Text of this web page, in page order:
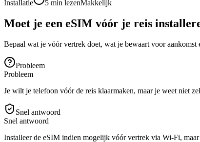
Installatie 5 min lezenMakkelijk
Moet je een eSIM vóór je reis
Bepaal wat je vóór vertrek doet, wat je bewaart voor aankomst
Probleem
Probleem
Je wilt je telefoon vóór de reis klaarmaken, maar je weet niet
Snel antwoord
Snel antwoord
Installeer de eSIM indien mogelijk vóór vertrek via Wi-Fi,